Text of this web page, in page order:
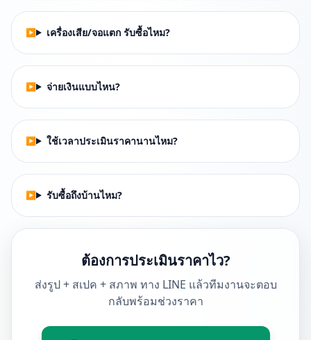
เครื่องเสีย/จอแตก รับซื้อไหม?
จ่ายเงินแบบไหน?
ใช้เวลาประเมินราคานานไหม?
รับซื้อถึงบ้านไหม?
ต้องการประเมินราคาไว?
ส่งรูป + สเปค + สภาพ ทาง LINE แล้วทีมงานจะตอบ
กลับพร้อมช่วงราคา